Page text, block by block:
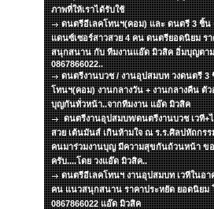
ภาพที่ให้เราได้รับใช้
ดนตรีอีเลคโทนฯ(คอม) และ ดนตรี 3 ชิ้น
แดนซ์เซอร์สาวสวย 4 คน ดนตรียอดนิยม ร
สนุกสนาน กับ ทีมงานแอ๊ด มิวสิค อิ่มบุญตา
0867866022..
ดนตรีงานบวช / งานอุปสมบท วงดนตรี 3
โทนฯ(คอม) งานกลางวัน + งานกลางคืน ตัว
บุญกันทั่วหน้า..จากทีมงาน แอ๊ด มิวสิค
ดนตรีงานอุปสมบท/ดนตรีงานบวช เวที+
สวย เต้นมันส์ เกินห้ามใจ ณ ร.ร.ศิลปหัถกรร
คนมาร่วมงานบุญ มีความสุขกันถ้วนหน้า ข
ครับ....โดย วงแอ๊ด มิวสิค..
ดนตรีอีเลคโทนฯ งานอุปสมบท เวทีในอา
คน แนวสนุกสนาน ราคาประหยัด ยอดนิยม
0867866022 แอ๊ด มิวสิค